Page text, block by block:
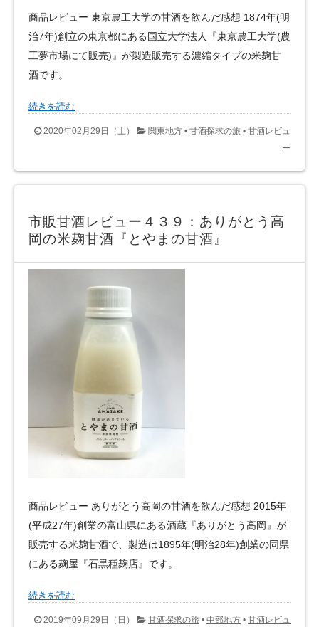
商品レビュー 東京農工大学の甘酒を飲んだ感想 1874年(明
治7年)創立の東京都にある国立大学法人『東京農工大学(農
工夢市場にて販売)』が製造販売する濃縮タイプの米麹甘
酒です。
続きを読む
2020年02月29日（土） 関東地方 • 甘酒探求の旅 • 甘酒レビュ
ー
市販甘酒レビュー４３９：ありがとう高
岡の米麹甘酒『とやまの甘酒』
商品レビュー ありがとう高岡の甘酒を飲んだ感想 2015年
(平成27年)創業の富山県にある酒蔵『ありがとう高岡』が
販売する米麹甘酒で、製造は1895年(明治28年)創業の同県
にある麹屋『石黒種麹店』です。
続きを読む
2019年09月29日（日） 甘酒探求の旅 • 中部地方 • 甘酒レビュ